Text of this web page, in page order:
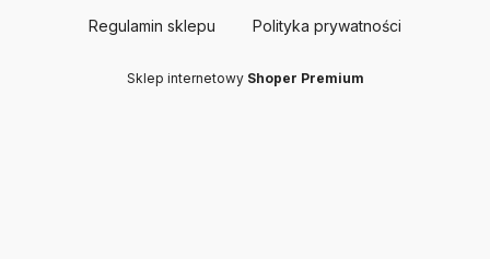
Regulamin sklepu Polityka prywatności
Sklep internetowy Shoper Premium